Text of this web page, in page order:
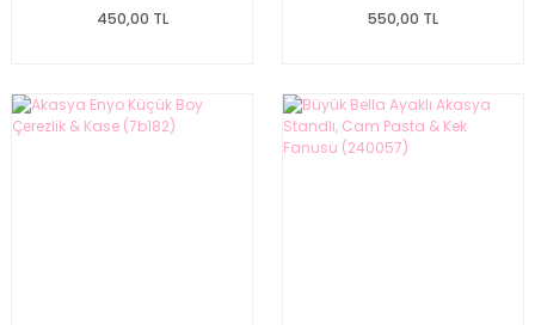
450,00 TL 550,00 TL